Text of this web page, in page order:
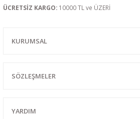
ÜCRETSİZ KARGO: 10000 TL ve ÜZERİ
KURUMSAL
SÖZLEŞMELER
YARDIM